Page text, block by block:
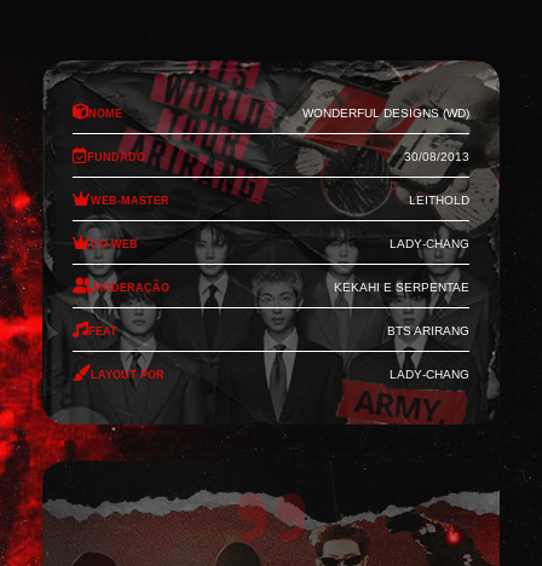
Nome Wonderful Designs (WD)
Fundado 30/08/2013
Web-Master Leithold
Co-Web Lady-Chang
Moderação Kekahi e Serpentae
Feat BTS Arirang
Layout por Lady-Chang